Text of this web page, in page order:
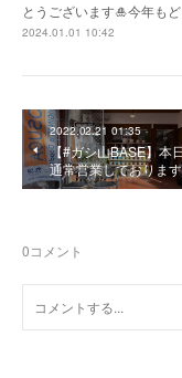
とうございます🎍今年も
2024.01.01 10:42
2022.02.21 01:35
【#ガシ山BASE】本
通常営業しておりま
0コメント